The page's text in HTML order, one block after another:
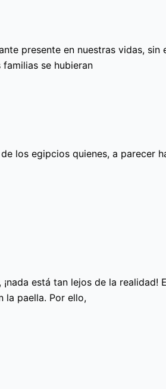
presente en nuestras vidas,
se hubieran
los egipcios quienes, a parecer
está tan lejos de la realidad!
la paella. Por ello,